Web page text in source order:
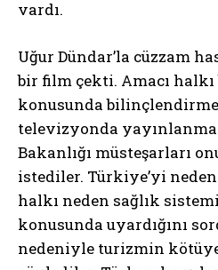
vardı.
Uğur Dündar’la cüzzam
bir film çekti. Amacı halkı
konusunda
televizyonda
Bakanlığı müsteşarları
istediler. Türkiye’yi
halkı neden sağlık
konusunda uyardığını
nedeniyle turizmin